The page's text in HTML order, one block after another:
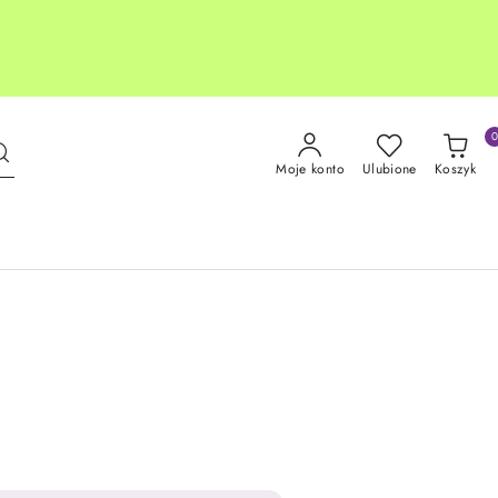
Moje konto Ulubione Koszyk
0